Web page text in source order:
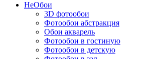
НеОбои
3D фотообои
Фотообои абстракция
Обои акварель
Фотообои в гостиную
Фотообои в детскую